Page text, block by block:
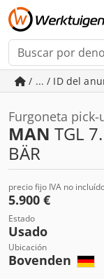
/ ... / ID del
Furgoneta pick-
MAN TGL
BÄR
precio fijo IVA no
5.900 €
Estado
Usado
Ubicación
Bovenden